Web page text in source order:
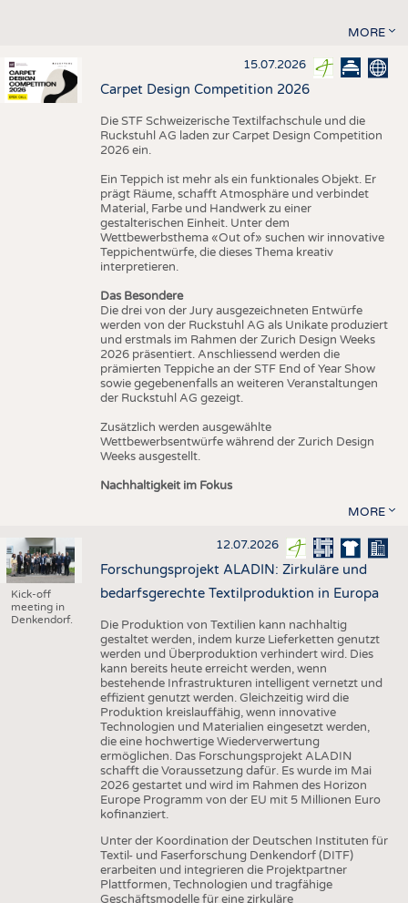
MORE
15.07.2026
Carpet Design Competition 2026
Die STF Schweizerische Textilfachschule und die
Ruckstuhl AG laden zur Carpet Design Competition
2026 ein.
Ein Teppich ist mehr als ein funktionales Objekt. Er
prägt Räume, schafft Atmosphäre und verbindet
Material, Farbe und Handwerk zu einer
gestalterischen Einheit. Unter dem
Wettbewerbsthema «Out of» suchen wir innovative
Teppichentwürfe, die dieses Thema kreativ
interpretieren.
Das Besondere
Die drei von der Jury ausgezeichneten Entwürfe
werden von der Ruckstuhl AG als Unikate produziert
und erstmals im Rahmen der Zurich Design Weeks
2026 präsentiert. Anschliessend werden die
prämierten Teppiche an der STF End of Year Show
sowie gegebenenfalls an weiteren Veranstaltungen
der Ruckstuhl AG gezeigt.
Zusätzlich werden ausgewählte
Wettbewerbsentwürfe während der Zurich Design
Weeks ausgestellt.
Nachhaltigkeit im Fokus
MORE
Kick-off
meeting in
Denkendorf.
12.07.2026
Forschungsprojekt ALADIN: Zirkuläre und
bedarfsgerechte Textilproduktion in Europa
Die Produktion von Textilien kann nachhaltig
gestaltet werden, indem kurze Lieferketten genutzt
werden und Überproduktion verhindert wird. Dies
kann bereits heute erreicht werden, wenn
bestehende Infrastrukturen intelligent vernetzt und
effizient genutzt werden. Gleichzeitig wird die
Produktion kreislauffähig, wenn innovative
Technologien und Materialien eingesetzt werden,
die eine hochwertige Wiederverwertung
ermöglichen. Das Forschungsprojekt ALADIN
schafft die Voraussetzung dafür. Es wurde im Mai
2026 gestartet und wird im Rahmen des Horizon
Europe Programm von der EU mit 5 Millionen Euro
kofinanziert.
Unter der Koordination der Deutschen Instituten für
Textil- und Faserforschung Denkendorf (DITF)
erarbeiten und integrieren die Projektpartner
Plattformen, Technologien und tragfähige
Geschäftsmodelle für eine zirkuläre